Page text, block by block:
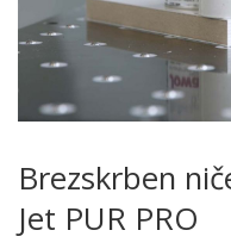
Brezskrben
Jet PUR PRO